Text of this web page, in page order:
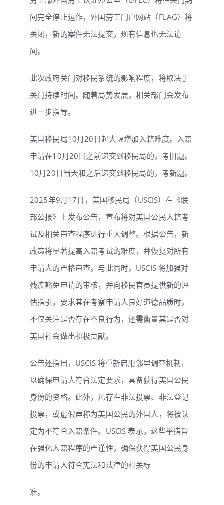
间完全停止运作，外国劳工门户网站（FLAG）将
关闭，新的案件无法提交，现有信息也无法访
问。
此次政府关门对移民系统的影响程度，将取决于
关门持续时间。随着局势发展，相关部门会发布
进一步指导。
美国移民局10月20日起大幅增加入籍难度。入籍
申请在10月20日之前递交到移民局的，考旧题。
10月20日当天和之后递交到移民局的，考新题。
2025年9月17日，美国移民局（USCIS）在《联
邦公报》上发布公告，宣布将对美国公民入籍考
试及相关审查程序进行重大调整。根据公告，新
政策将显著提高入籍考试的难度，并恢复对所有
申请人的严格审查。与此同时，USCIS 将加强对
残疾豁免申请的审核，并向移民官员提供新的评
估指引，要求其在考察申请人良好道德品质时，
不仅关注是否存在不良行为，还需衡量其是否对
美国社会做出积极贡献。
公告还指出，USCIS 将重新启用邻里调查机制，
以确保申请人符合法定要求，具备获得美国公民
身份的资格。此外，凡存在非法投票、非法登记
投票，或虚假声称为美国公民的外国人，将被认
定为不符合入籍条件。USCIS 表示，这些举措旨
在强化入籍程序的严谨性，确保获得美国公民身
份的申请人符合宪法和法律的相关标
准。